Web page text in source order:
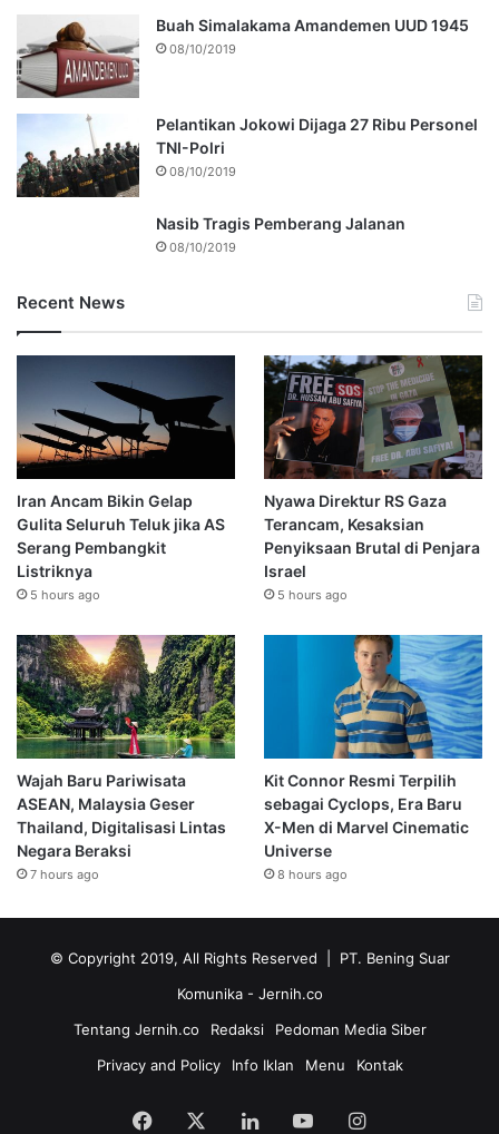
Buah Simalakama Amandemen UUD 1945
08/10/2019
Pelantikan Jokowi Dijaga 27 Ribu Personel
TNI-Polri
08/10/2019
Nasib Tragis Pemberang Jalanan
08/10/2019
Recent News
Iran Ancam Bikin Gelap
Gulita Seluruh Teluk jika AS
Serang Pembangkit
Listriknya
5 hours ago
Nyawa Direktur RS Gaza
Terancam, Kesaksian
Penyiksaan Brutal di Penjara
Israel
5 hours ago
Wajah Baru Pariwisata
ASEAN, Malaysia Geser
Thailand, Digitalisasi Lintas
Negara Beraksi
7 hours ago
Kit Connor Resmi Terpilih
sebagai Cyclops, Era Baru
X-Men di Marvel Cinematic
Universe
8 hours ago
© Copyright 2019, All Rights Reserved | PT. Bening Suar
Komunika - Jernih.co
Tentang Jernih.co
Redaksi
Pedoman Media Siber
Privacy and Policy
Info Iklan Menu Kontak
Facebook LinkedInYouTubeInstagram